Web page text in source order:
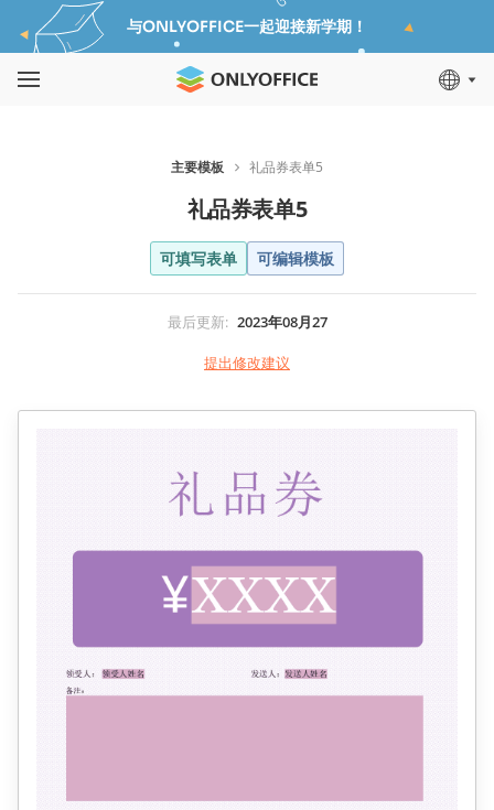
与ONLYOFFICE一起迎接新学期！
主要模板 礼品券表单5
礼品券表单5
可填写表单 可编辑模板
最后更新: 2023年08月27
提出修改建议